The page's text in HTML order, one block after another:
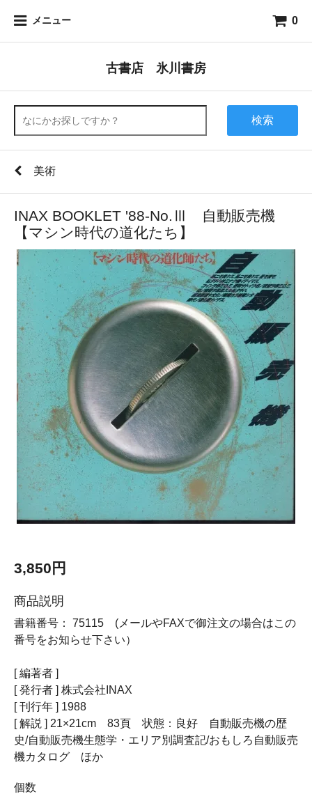
メニュー 0
古書店 氷川書房
検索
美術
INAX BOOKLET '88-No.Ⅲ 自動販売機
【マシン時代の道化たち】
3,850円
商品説明
書籍番号： 75115 (メールやFAXで御注文の場合はこの
番号をお知らせ下さい）
[ 編著者 ]
[ 発行者 ] 株式会社INAX
[ 刊行年 ] 1988
[ 解説 ] 21×21cm 83頁 状態：良好 自動販売機の歴
史/自動販売機生態学・エリア別調査記/おもしろ自動販売
機カタログ ほか
個数